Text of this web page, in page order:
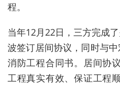
程。
当年12月22日，三方完成
波签订居间协议，同时与
消防工程合同书。居间协
工程真实有效、保证工程